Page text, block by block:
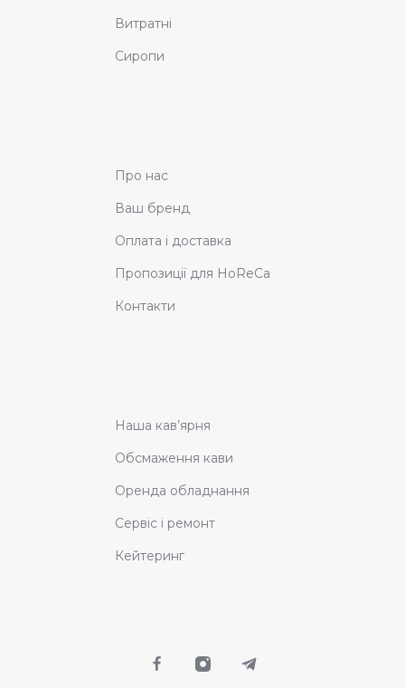
Витратні
Сиропи
Про нас
Ваш бренд
Оплата і доставка
Пропозиції для HoReCa
Контакти
Наша кав’ярня
Обсмаження кави
Оренда обладнання
Сервіс і ремонт
Кейтеринг